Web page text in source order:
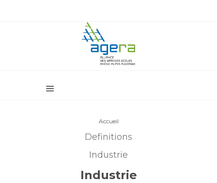
Accueil
Definitions
Industrie
Industrie